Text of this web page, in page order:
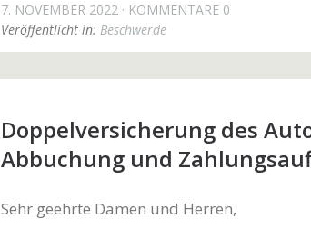
7. NOVEMBER 2022
KOMMENTARE 0
Veröffentlicht in: Beschwerde
Doppelversicherung des
Abbuchung und
Sehr geehrte Damen und Herren,